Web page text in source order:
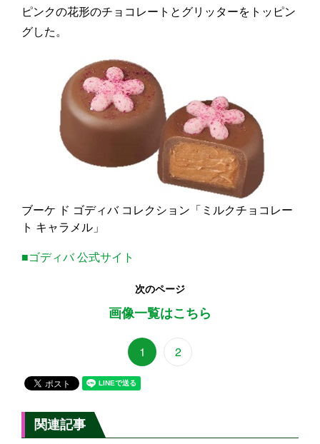
ピンクの花形のチョコレートとグリッターをトッピン
グした。
ブーケ ド ゴディバ コレクション「ミルクチョコレー
ト キャラメル」
■ゴディバ 公式サイト
次のページ
画像一覧はこちら
1 2
関連記事